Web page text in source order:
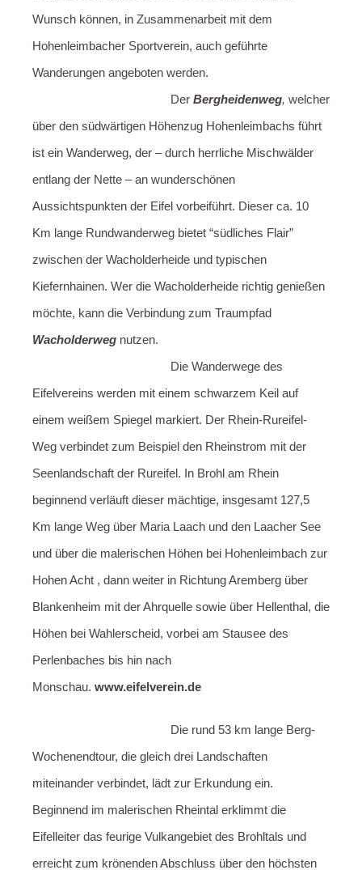
Wunsch können, in Zusammenarbeit mit dem
Hohenleimbacher Sportverein, auch geführte
Wanderungen angeboten werden.
Der Bergheidenweg, welcher
über den südwärtigen Höhenzug Hohenleimbachs führt
ist ein Wanderweg, der – durch herrliche Mischwälder
entlang der Nette – an wunderschönen
Aussichtspunkten der Eifel vorbeiführt. Dieser ca. 10
Km lange Rundwanderweg bietet “südliches Flair”
zwischen der Wacholderheide und typischen
Kiefernhainen. Wer die Wacholderheide richtig genießen
möchte, kann die Verbindung zum Traumpfad
Wacholderweg nutzen.
Die Wanderwege des
Eifelvereins werden mit einem schwarzem Keil auf
einem weißem Spiegel markiert. Der Rhein-Rureifel-
Weg verbindet zum Beispiel den Rheinstrom mit der
Seenlandschaft der Rureifel. In Brohl am Rhein
beginnend verläuft dieser mächtige, insgesamt 127,5
Km lange Weg über Maria Laach und den Laacher See
und über die malerischen Höhen bei Hohenleimbach zur
Hohen Acht , dann weiter in Richtung Aremberg über
Blankenheim mit der Ahrquelle sowie über Hellenthal, die
Höhen bei Wahlerscheid, vorbei am Stausee des
Perlenbaches bis hin nach
Monschau. www.eifelverein.de
Die rund 53 km lange Berg-
Wochenendtour, die gleich drei Landschaften
miteinander verbindet, lädt zur Erkundung ein.
Beginnend im malerischen Rheintal erklimmt die
Eifelleiter das feurige Vulkangebiet des Brohltals und
erreicht zum krönenden Abschluss über den höchsten